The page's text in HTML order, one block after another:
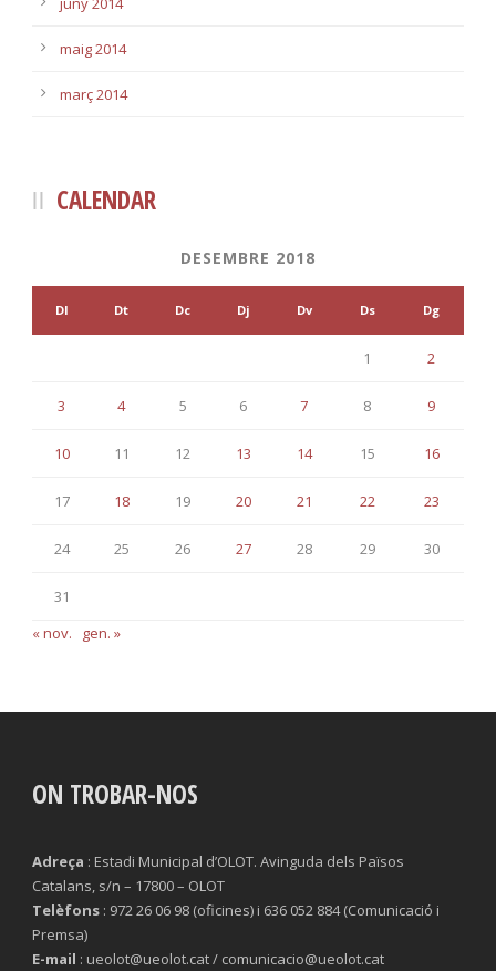
maig 2014
març 2014
CALENDAR
DESEMBRE 2018
Dl Dt Dc Dj Dv Ds Dg
1 2
3 4 5 6 7 8 9
10 11 12 13 14 15 16
17 18 19 20 21 22 23
24 25 26 27 28 29 30
31
« nov.
gen. »
ON TROBAR-NOS
Adreça : Estadi Municipal d’OLOT. Avinguda dels Països
Catalans, s/n – 17800 – OLOT
Telèfons : 972 26 06 98 (oficines) i 636 052 884 (Comunicació i
Premsa)
E-mail : ueolot@ueolot.cat / comunicacio@ueolot.cat